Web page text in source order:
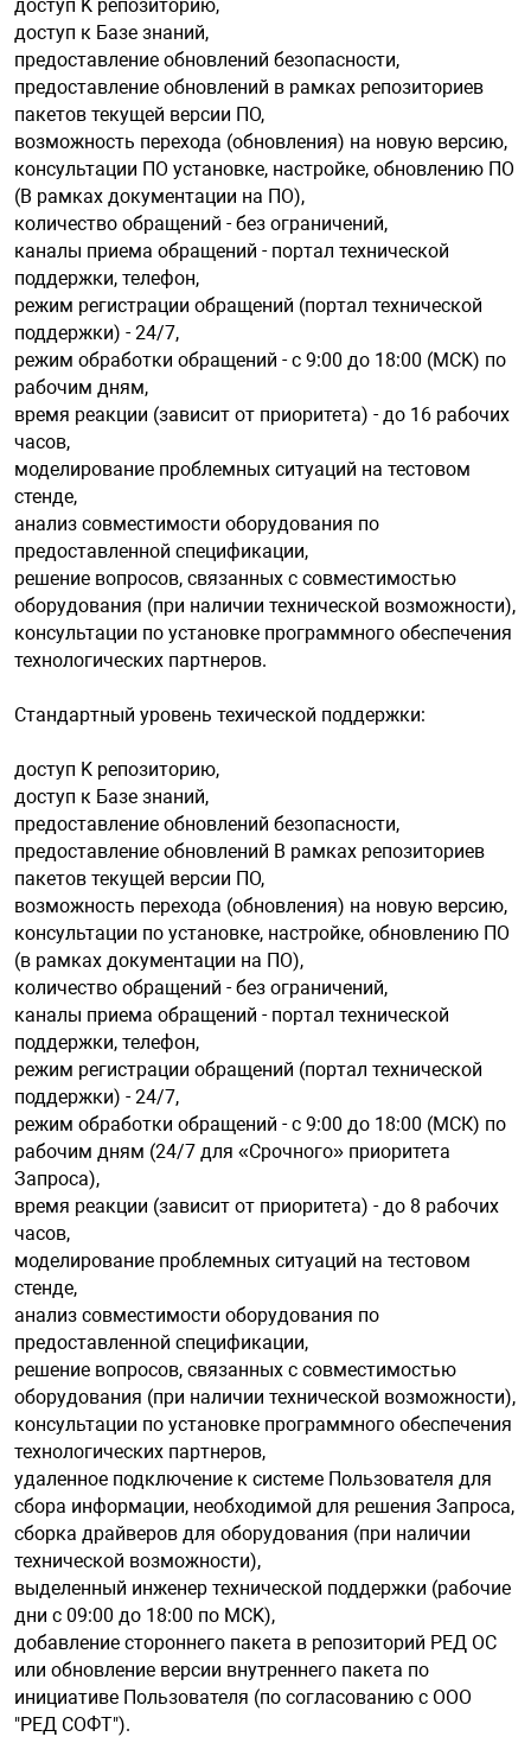
доступ K репозиторию,
доступ к Базе знаний,
предоставление обновлений безопасности,
предоставление обновлений в рамках репозиториев
пакетов текущей версии ПО,
возможность перехода (обновления) на новую версию,
консультации ПO установке, настройке, обновлению ПO
(B рамках документации на ПО),
количество обращений - без ограничений,
каналы приема обращений - портал технической
поддержки, телефон,
режим регистрации обращений (портал технической
поддержки) - 24/7,
режим обработки обращений - с 9:00 до 18:00 (MCK) по
рабочим дням,
время реакции (зависит от приоритета) - до 16 рабочих
часов,
моделирование проблемных ситуаций на тестовом
стенде,
анализ совместимости оборудования по
предоставленной спецификации,
решение вопросов, связанных с совместимостью
оборудования (при наличии технической возможности),
консультации по установке программного обеспечения
технологических партнеров.
Стандартный уровень техической поддержки:
доступ K репозиторию,
доступ к Базе знаний,
предоставление обновлений безопасности,
предоставление обновлений B рамках репозиториев
пакетов текущей версии ПО,
возможность перехода (обновления) на новую версию,
консультации по установке, настройке, обновлению ПО
(в рамках документации на ПО),
количество обращений - без ограничений,
каналы приема обращений - портал технической
поддержки, телефон,
режим регистрации обращений (портал технической
поддержки) - 24/7,
режим обработки обращений - с 9:00 до 18:00 (МСК) по
рабочим дням (24/7 для «Срочного» приоритета
Запроса),
время реакции (зависит от приоритета) - до 8 рабочих
часов,
моделирование проблемных ситуаций на тестовом
стенде,
анализ совместимости оборудования по
предоставленной спецификации,
решение вопросов, связанных с совместимостью
оборудования (при наличии технической возможности),
консультации по установке программного обеспечения
технологических партнеров,
удаленное подключение к системе Пользователя для
сбора информации, необходимой для решения Запроса,
сборка драйверов для оборудования (при наличии
технической возможности),
выделенный инженер технической поддержки (рабочие
дни с 09:00 до 18:00 по MCK),
добавление стороннего пакета в репозиторий РЕД ОС
или обновление версии внутреннего пакета по
инициативе Пользователя (по согласованию с ООО
"РЕД СОФТ").